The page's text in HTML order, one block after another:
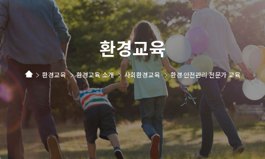
환경교육
환경교육 환경교육 소개 사회환경교육 환경·안전관리 전문가 교육